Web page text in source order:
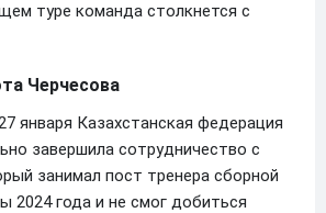
туре команда столкнется с
Черчесова
января Казахстанская федерация
завершила сотрудничество с
занимал пост тренера сборной
2024 года и не смог добиться